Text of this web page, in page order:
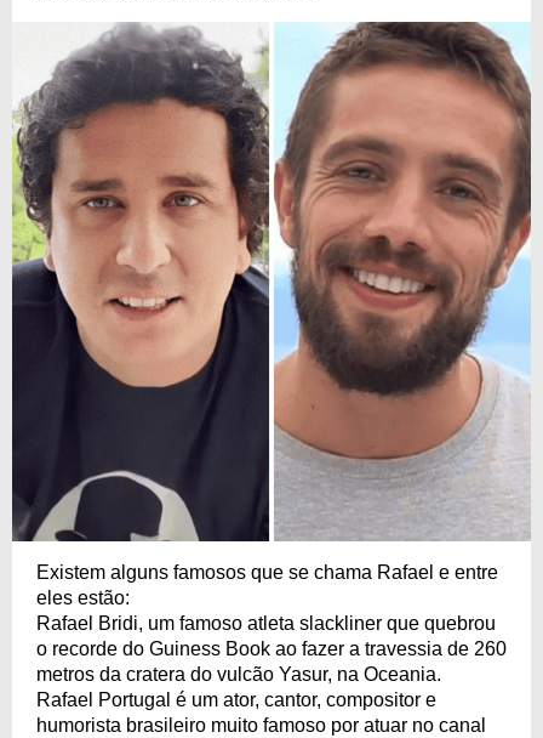
Existem alguns famosos que se chama Rafael e entre
eles estão:
Rafael Bridi, um famoso atleta slackliner que quebrou
o recorde do Guiness Book ao fazer a travessia de 260
metros da cratera do vulcão Yasur, na Oceania.
Rafael Portugal é um ator, cantor, compositor e
humorista brasileiro muito famoso por atuar no canal